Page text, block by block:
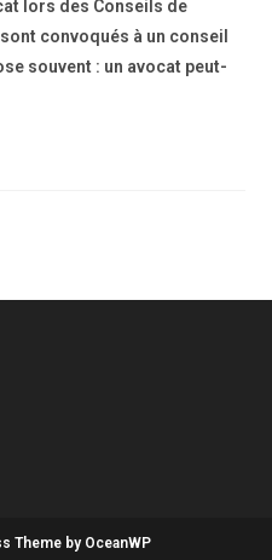
lors des Conseils de
convoqués à un conseil
souvent : un avocat peut-
Theme by OceanWP